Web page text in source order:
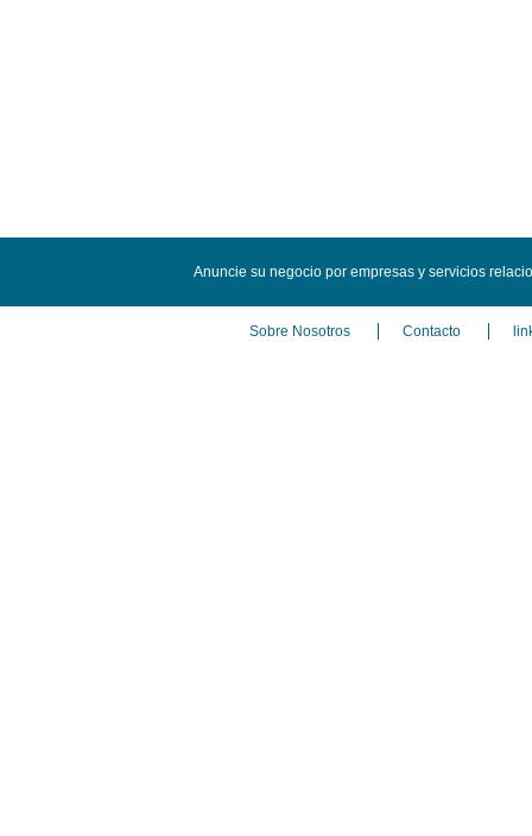
Anuncie su negocio por empresas y servicios
Sobre Nosotros Contacto